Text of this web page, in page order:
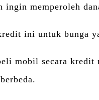
ingin memperoleh
ini untuk bunga
mobil secara kredit
berbeda.